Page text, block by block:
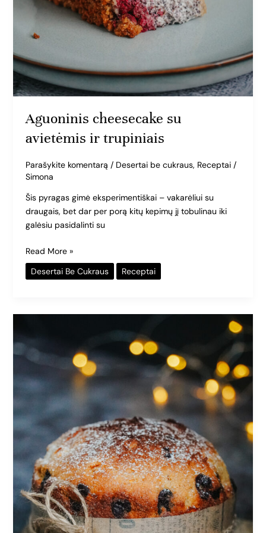
Aguoninis cheesecake su
avietėmis ir trupiniais
Parašykite komentarą / Desertai be cukraus, Receptai/
Simona
Šis pyragas gimė eksperimentiškai – vakarėliui su
draugais, bet dar per porą kitų kepimų jį tobulinau iki
galėsiu pasidalinti su
Read More »
Desertai Be Cukraus
Receptai
su
apelsinų
ir